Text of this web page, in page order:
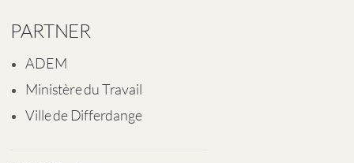
PARTNER
ADEM
Ministère du Travail
Ville de Differdange